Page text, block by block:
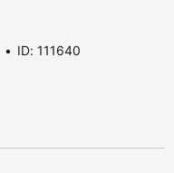
ID: 111640